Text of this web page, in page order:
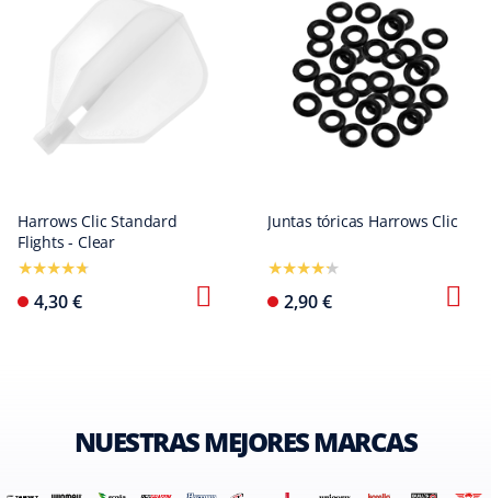
Harrows Clic Standard
Flights - Clear
4,30 €
Juntas tóricas Harrows Clic
2,90 €
NUESTRAS MEJORES MARCAS